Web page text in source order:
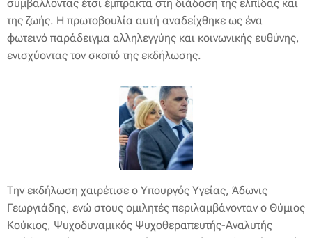
συμβάλλοντας έτσι έμπρακτα στη διάδοση της ελπίδας και
της ζωής. Η πρωτοβουλία αυτή αναδείχθηκε ως ένα
φωτεινό παράδειγμα αλληλεγγύης και κοινωνικής ευθύνης,
ενισχύοντας τον σκοπό της εκδήλωσης.
Την εκδήλωση χαιρέτισε ο Υπουργός Υγείας, Άδωνις
Γεωργιάδης, ενώ στους ομιλητές περιλαμβάνονταν ο Θύμιος
Κούκιος, Ψυχοδυναμικός Ψυχοθεραπευτής-Αναλυτής